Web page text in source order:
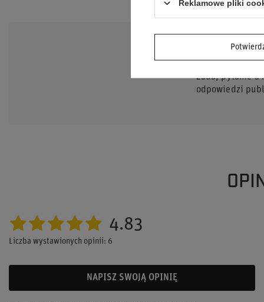
Zadaj pytanie a
odpowiedzi
4.83
Liczba wystawionych opinii: 6
NAPISZ SWOJĄ OPINIĘ
Reklamowe pliki